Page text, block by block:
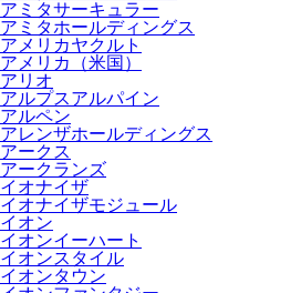
アミタサーキュラー
アミタホールディングス
アメリカヤクルト
アメリカ（米国）
アリオ
アルプスアルパイン
アルペン
アレンザホールディングス
アークス
アークランズ
イオナイザ
イオナイザモジュール
イオン
イオンイーハート
イオンスタイル
イオンタウン